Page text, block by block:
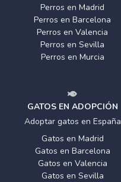
Perros en Madrid
Perros en Barcelona
Perros en Valencia
Perros en Sevilla
Perros en Murcia
GATOS EN ADOPCIÓN
Adoptar gatos en España
Gatos en Madrid
Gatos en Barcelona
Gatos en Valencia
Gatos en Sevilla